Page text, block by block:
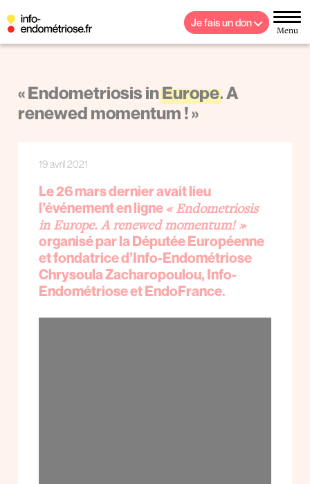
Menu
Je fais un don
« Endometriosis inEurope. A
renewed momentum ! »
19 avril 2021
Le 26 mars dernier avait lieu
l’événement en ligne« Endometriosis
in Europe. A renewed momentum! »
organisé par la Députée Européenne
et fondatrice d’Info-Endométriose
Chrysoula Zacharopoulou, Info-
Endométriose et EndoFrance.